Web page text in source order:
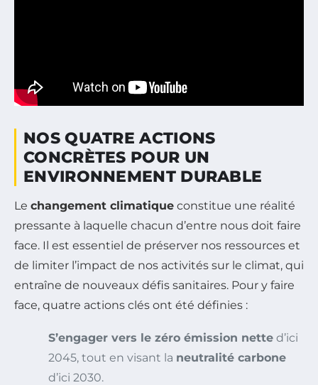
NOS QUATRE ACTIONS
CONCRÈTES POUR UN
ENVIRONNEMENT DURABLE
Le changement climatique constitue une réalité
pressante à laquelle chacun d’entre nous doit faire
face. Il est essentiel de préserver nos ressources et
de limiter l’impact de nos activités sur le climat, qui
entraîne de nouveaux défis sanitaires. Pour y faire
face, quatre actions clés ont été définies :
S’engager vers le zéro émission nette d’ici
2045, tout en visant la neutralité carbone
d’ici 2030.